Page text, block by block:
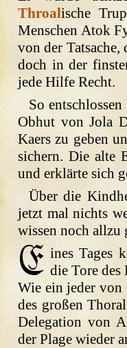
Throalische
Menschen Atok
von der
doch in der
jede Hilfe Recht.
So
Obhut von Jola
Kaers zu geben
sichern. Die alte
und erklärte sich
Über die
jetzt mal nichts
wissen noch allzu
ines Tages
die Tore des
Wie ein jeder
des großen
Delegation von
der Plage wieder